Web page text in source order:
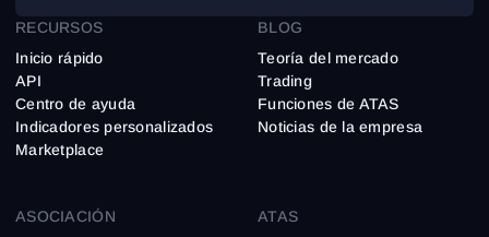
RECURSOS
Inicio rápido
API
Centro de ayuda
Indicadores personalizados
Marketplace
BLOG
Teoría del mercado
Trading
Funciones de ATAS
Noticias de la empresa
ASOCIACIÓN
ATAS